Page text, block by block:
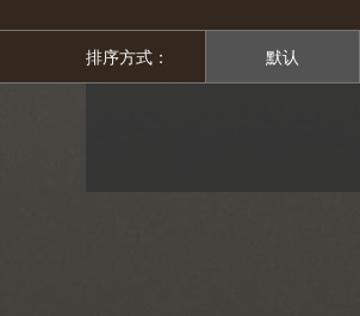
排序方式： 默认